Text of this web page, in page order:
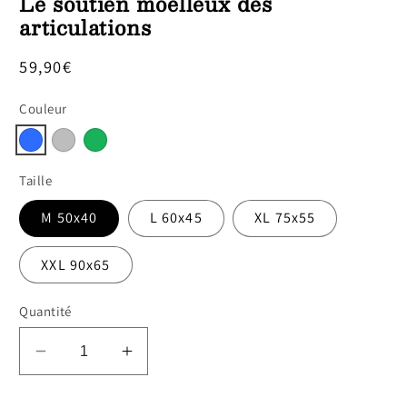
articulations
Prix
59,90€
Couleur
Taille
M 50x40 L 60x45 XL 75x55
XXL 90x65
Quantité
Réduire
la
Augmenter
la